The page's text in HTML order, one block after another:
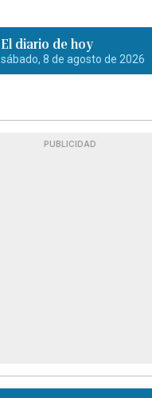
El diario de hoy
sábado, 8 de agosto de 2026
PUBLICIDAD